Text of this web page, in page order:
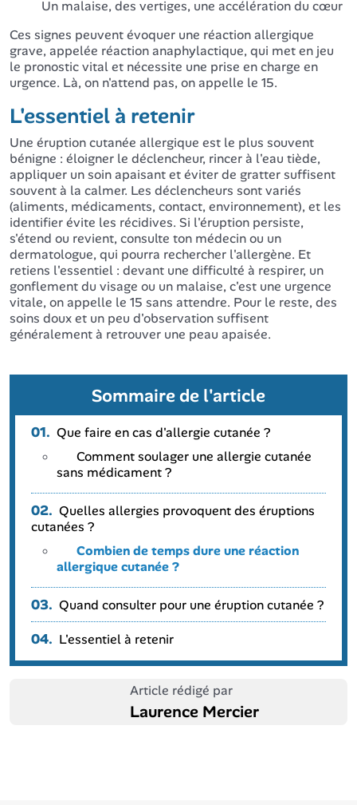
Un malaise, des vertiges, une accélération du cœur
Ces signes peuvent évoquer une réaction allergique
grave, appelée réaction anaphylactique, qui met en jeu
le pronostic vital et nécessite une prise en charge en
urgence. Là, on n'attend pas, on appelle le 15.
L'essentiel à retenir
Une éruption cutanée allergique est le plus souvent
bénigne : éloigner le déclencheur, rincer à l'eau tiède,
appliquer un soin apaisant et éviter de gratter suffisent
souvent à la calmer. Les déclencheurs sont variés
(aliments, médicaments, contact, environnement), et les
identifier évite les récidives. Si l'éruption persiste,
s'étend ou revient, consulte ton médecin ou un
dermatologue, qui pourra rechercher l'allergène. Et
retiens l'essentiel : devant une difficulté à respirer, un
gonflement du visage ou un malaise, c'est une urgence
vitale, on appelle le 15 sans attendre. Pour le reste, des
soins doux et un peu d'observation suffisent
généralement à retrouver une peau apaisée.
Sommaire de l'article
01. Que faire en cas d'allergie cutanée ?
Comment soulager une allergie cutanée
sans médicament ?
02. Quelles allergies provoquent des éruptions
cutanées ?
Combien de temps dure une réaction
allergique cutanée ?
03. Quand consulter pour une éruption cutanée ?
04. L'essentiel à retenir
Article rédigé par
Laurence Mercier